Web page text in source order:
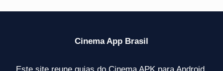
Cinema App Brasil